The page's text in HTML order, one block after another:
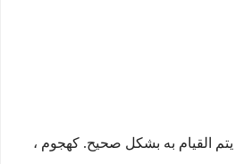
القيام به بشكل صحيح. كهجوم ،